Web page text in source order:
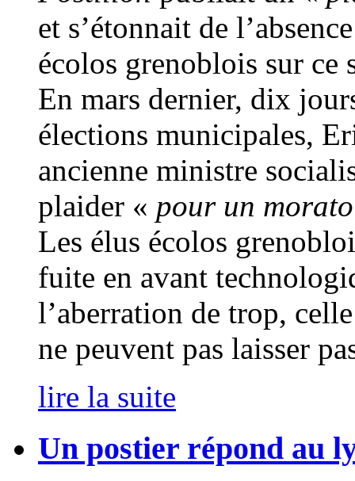
et s’étonnait de
écolos grenoblois sur ce
En mars dernier, dix
élections municipales,
ancienne ministre
plaider « pour un
Les élus écolos
fuite en avant
l’aberration de trop,
ne peuvent pas laisser
lire la suite
Un postier répond au